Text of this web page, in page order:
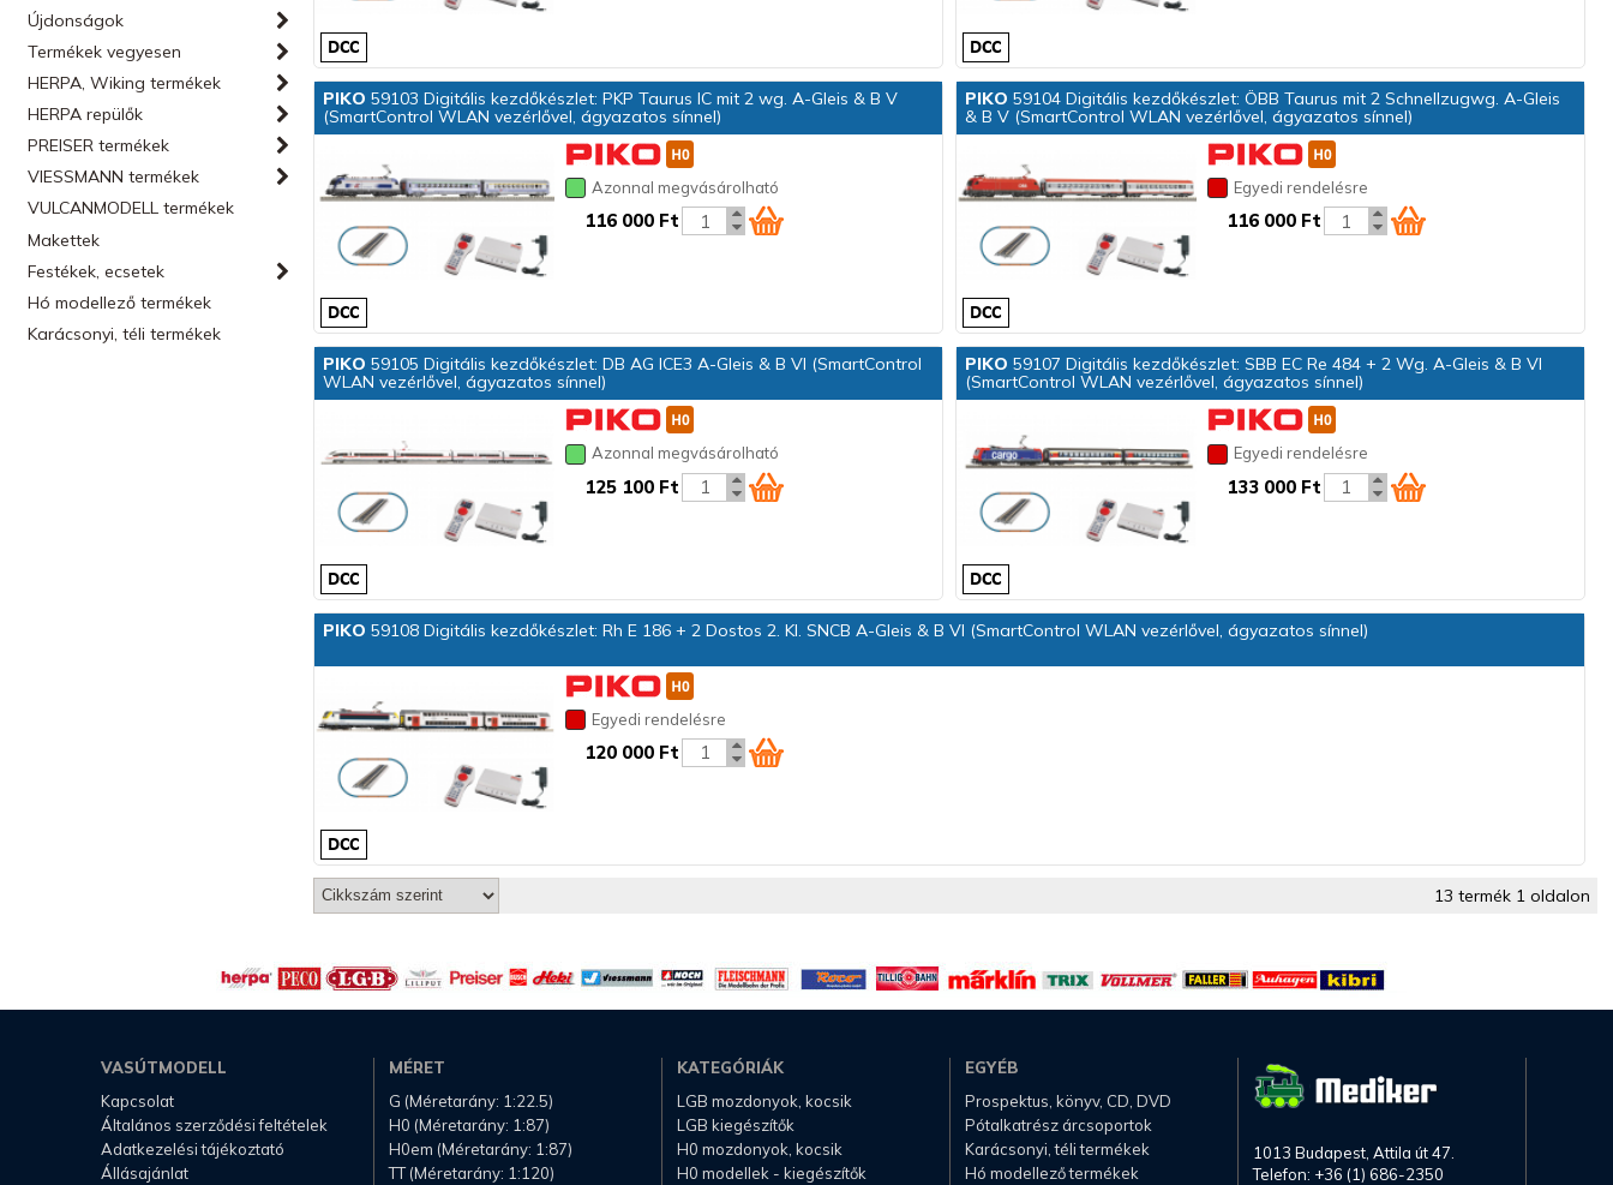
Újdonságok
Termékek vegyesen
HERPA, Wiking termékek
HERPA repülők
PREISER termékek
VIESSMANN termékek
VULCANMODELL termékek
Makettek
Festékek, ecsetek
Hó modellező termékek
Karácsonyi, téli termékek
PIKO 59103 Digitális kezdőkészlet: PKP Taurus IC mit 2 wg. A-Gleis & B V
(SmartControl WLAN vezérlővel, ágyazatos sínnel)
Azonnal megvásárolható
116 000 Ft
PIKO 59104 Digitális kezdőkészlet: ÖBB Taurus mit 2 Schnellzugwg. A-Gleis
& B V (SmartControl WLAN vezérlővel, ágyazatos sínnel)
Egyedi rendelésre
116 000 Ft
PIKO 59105 Digitális kezdőkészlet: DB AG ICE3 A-Gleis & B VI (SmartControl
WLAN vezérlővel, ágyazatos sínnel)
Azonnal megvásárolható
125 100 Ft
PIKO 59107 Digitális kezdőkészlet: SBB EC Re 484 + 2 Wg. A-Gleis & B VI
(SmartControl WLAN vezérlővel, ágyazatos sínnel)
Egyedi rendelésre
133 000 Ft
PIKO 59108 Digitális kezdőkészlet: Rh E 186 + 2 Dostos 2. Kl. SNCB A-Gleis & B VI (SmartControl WLAN vezérlővel, ágyazatos sínnel)
Egyedi rendelésre
120 000 Ft
13 termék 1 oldalon
VASÚTMODELL
Kapcsolat
Általános szerződési feltételek
Adatkezelési tájékoztató
Állásajánlat
MÉRET
G (Méretarány: 1:22.5)
H0 (Méretarány: 1:87)
H0em (Méretarány: 1:87)
TT (Méretarány: 1:120)
KATEGÓRIÁK
LGB mozdonyok, kocsik
LGB kiegészítők
H0 mozdonyok, kocsik
H0 modellek - kiegészítők
EGYÉB
Prospektus, könyv, CD, DVD
Pótalkatrész árcsoportok
Karácsonyi, téli termékek
Hó modellező termékek
1013 Budapest, Attila út 47.
Telefon: +36 (1) 686-2350